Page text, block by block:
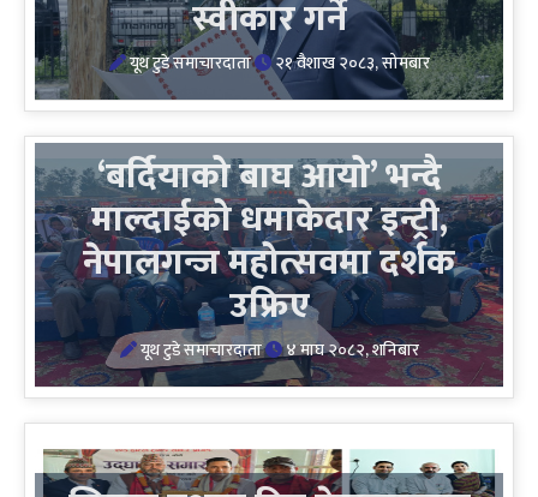
स्वीकार गर्ने
यूथ टुडे समाचारदाता २१ वैशाख २०८३, सोमबार
‘बर्दियाको बाघ आयो’ भन्दै
माल्दाईको धमाकेदार इन्ट्री,
नेपालगन्ज महोत्सवमा दर्शक
उफ्रिए
यूथ टुडे समाचारदाता ४ माघ २०८२, शनिबार